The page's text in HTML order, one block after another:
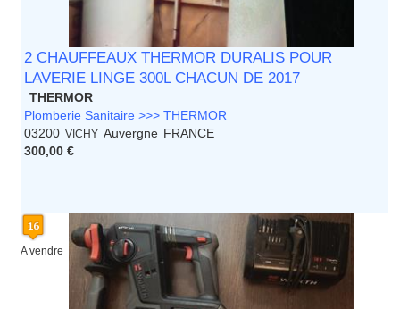
2 CHAUFFEAUX THERMOR DURALIS POUR
LAVERIE LINGE 300L CHACUN DE 2017
THERMOR
Plomberie Sanitaire >>> THERMOR
03200 VICHY Auvergne FRANCE
300,00 €
A vendre